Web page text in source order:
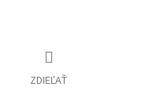
ZDIEĽAŤ